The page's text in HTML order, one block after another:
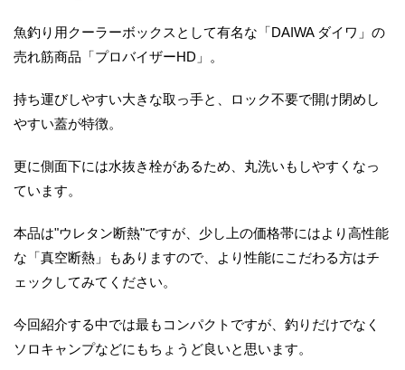
魚釣り用クーラーボックスとして有名な「DAIWA ダイワ」の
売れ筋商品「プロバイザーHD」。
持ち運びしやすい大きな取っ手と、ロック不要で開け閉めし
やすい蓋が特徴。
更に側面下には水抜き栓があるため、丸洗いもしやすくなっ
ています。
本品は"ウレタン断熱"ですが、少し上の価格帯にはより高性能
な「真空断熱」もありますので、より性能にこだわる方はチ
ェックしてみてください。
今回紹介する中では最もコンパクトですが、釣りだけでなく
ソロキャンプなどにもちょうど良いと思います。